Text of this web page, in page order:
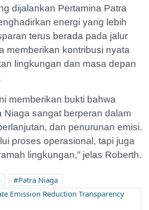
dijalankan Pertamina Patra
energi yang lebih
terus berada pada jalur
memberikan kontribusi nyata
lingkungan dan masa depan
memberikan bukti bahwa
Niaga sangat berperan dalam
dan penurunan emisi.
proses operasional, tapi juga
lingkungan,” jelas Roberth.
Patra Niaga
Emission Reduction Transparency